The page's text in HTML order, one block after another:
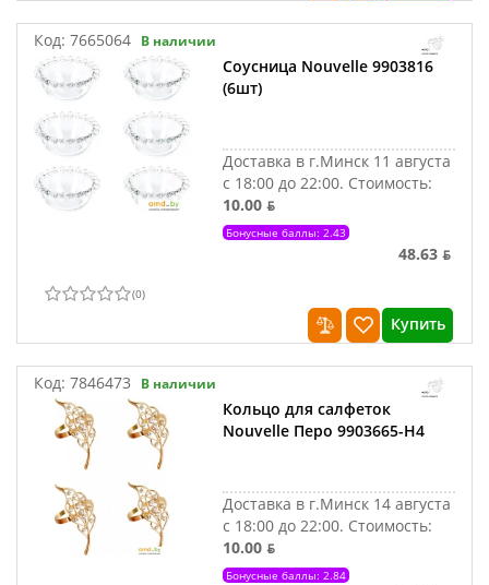
Код: 7665064 В наличии
Соусница Nouvelle 9903816
(6шт)
Доставка в г.Минск 11 августа
с 18:00 до 22:00. Стоимость:
10.00 ƃ
Бонусные баллы: 2.43
48.63 ƃ
(0)
Купить
Код: 7846473 В наличии
Кольцо для салфеток
Nouvelle Перо 9903665-Н4
Доставка в г.Минск 14 августа
с 18:00 до 22:00. Стоимость:
10.00 ƃ
Бонусные баллы: 2.84